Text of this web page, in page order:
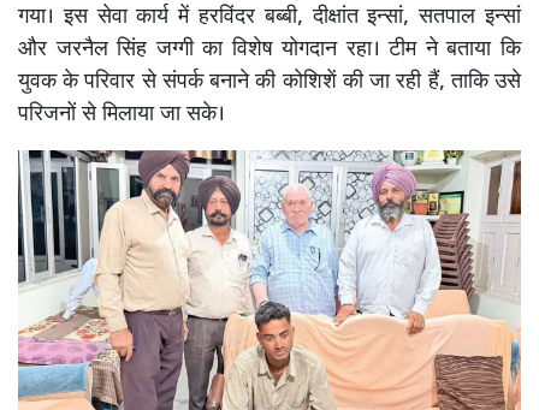
गया। इस सेवा कार्य में हरविंदर बब्बी, दीक्षांत इन्सां, सतपाल इन्सां
और जरनैल सिंह जग्गी का विशेष योगदान रहा। टीम ने बताया कि
युवक के परिवार से संपर्क बनाने की कोशिशें की जा रही हैं, ताकि उसे
परिजनों से मिलाया जा सके।